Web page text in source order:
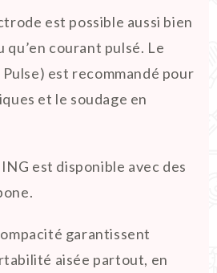
est possible aussi bien
courant pulsé. Le
est recommandé pour
et le soudage en
est disponible avec des
garantissent
aisée partout, en